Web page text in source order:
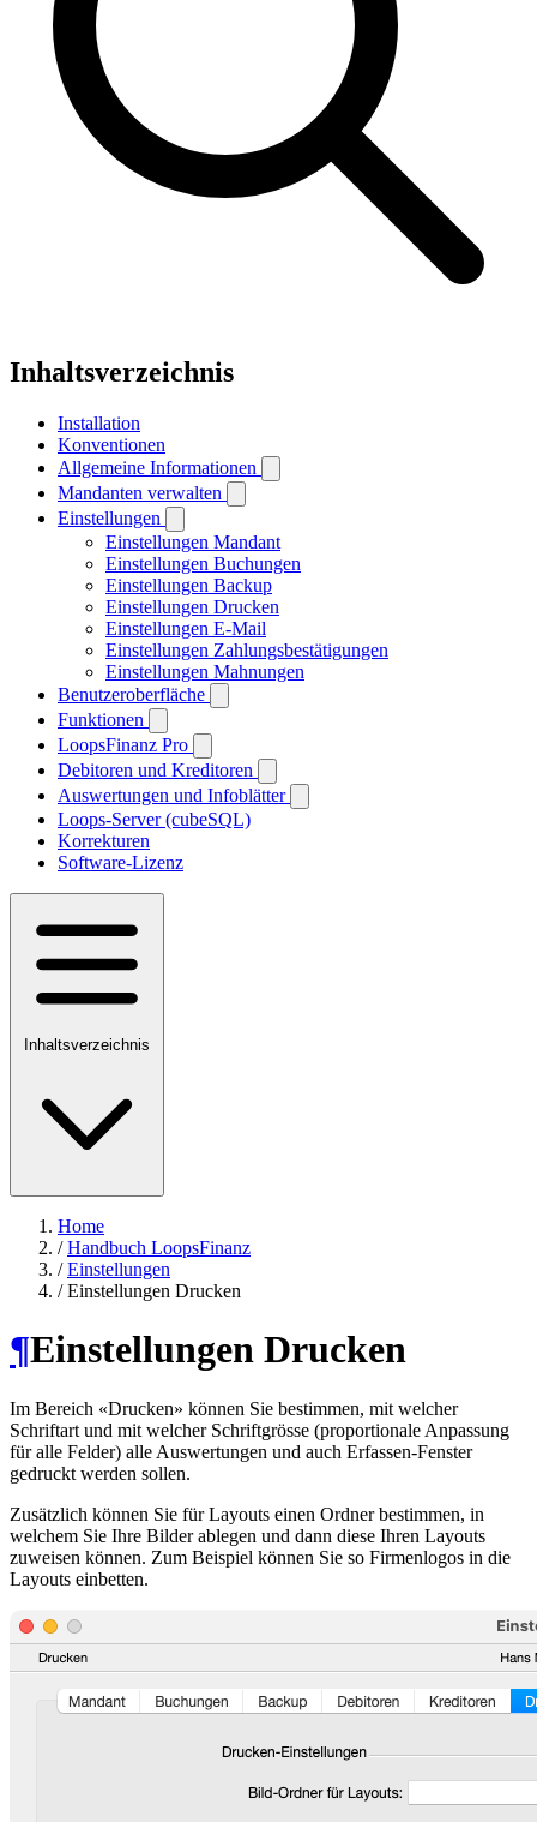
Inhaltsverzeichnis
Installation
Konventionen
Allgemeine Informationen
Mandanten verwalten
Einstellungen
Einstellungen Mandant
Einstellungen Buchungen
Einstellungen Backup
Einstellungen Drucken
Einstellungen E-Mail
Einstellungen Zahlungsbestätigungen
Einstellungen Mahnungen
Benutzeroberfläche
Funktionen
LoopsFinanz Pro
Debitoren und Kreditoren
Auswertungen und Infoblätter
Loops-Server (cubeSQL)
Korrekturen
Software-Lizenz
Inhaltsverzeichnis
Home
/ Handbuch LoopsFinanz
/ Einstellungen
/ Einstellungen Drucken
¶Einstellungen Drucken
Im Bereich «Drucken» können Sie bestimmen, mit welcher
Schriftart und mit welcher Schriftgrösse (proportionale Anpassung
für alle Felder) alle Auswertungen und auch Erfassen-Fenster
gedruckt werden sollen.
Zusätzlich können Sie für Layouts einen Ordner bestimmen, in
welchem Sie Ihre Bilder ablegen und dann diese Ihren Layouts
zuweisen können. Zum Beispiel können Sie so Firmenlogos in die
Layouts einbetten.